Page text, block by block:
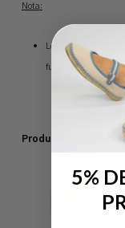
Nota:
Los colores reales
función de los
Productos
5%